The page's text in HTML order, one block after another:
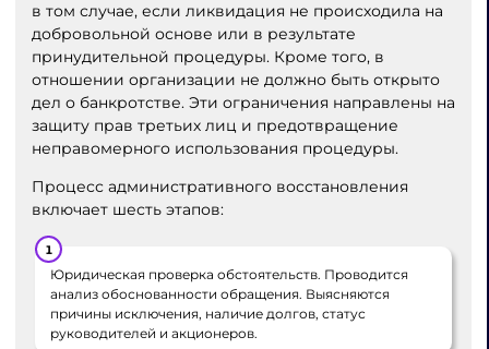
в том случае, если ликвидация не происходила на
добровольной основе или в результате
принудительной процедуры. Кроме того, в
отношении организации не должно быть открыто
дел о банкротстве. Эти ограничения направлены на
защиту прав третьих лиц и предотвращение
неправомерного использования процедуры.
Процесс административного восстановления
включает шесть этапов:
Юридическая проверка обстоятельств. Проводится
анализ обоснованности обращения. Выясняются
причины исключения, наличие долгов, статус
руководителей и акционеров.